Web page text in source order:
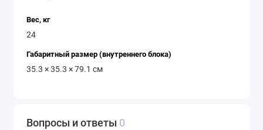
Вес, кг
24
Габаритный размер (внутреннего блока)
35.3 × 35.3 × 79.1 см
Вопросы и ответы 0